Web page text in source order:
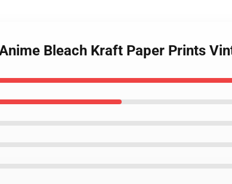
Bleach Kraft Paper Prints